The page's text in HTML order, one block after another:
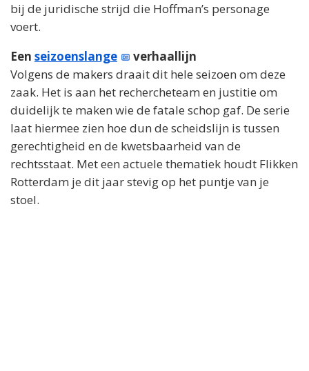
bij de juridische strijd die Hoffman’s personage
voert.
Een seizoenslange
verhaallijn
Volgens de makers draait dit hele seizoen om deze
zaak. Het is aan het rechercheteam en justitie om
duidelijk te maken wie de fatale schop gaf. De serie
laat hiermee zien hoe dun de scheidslijn is tussen
gerechtigheid en de kwetsbaarheid van de
rechtsstaat. Met een actuele thematiek houdt Flikken
Rotterdam je dit jaar stevig op het puntje van je
stoel.